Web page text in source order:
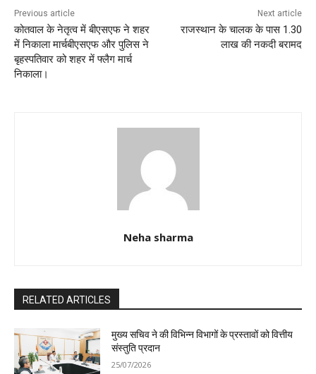
k
Previous article
कोतवाल के नेतृत्व में बीएसएफ ने शहर
में निकाला मार्चबीएसएफ और पुलिस ने
बृहस्पतिवार को शहर में फ्लैग मार्च
निकाला।
Next article
राजस्थान के चालक के पास 1.30
लाख की नकदी बरामद
Neha sharma
RELATED ARTICLES
मुख्य सचिव ने की विभिन्न विभागों के प्रस्तावों को वित्तीय
संस्तुति प्रदान
25/07/2026